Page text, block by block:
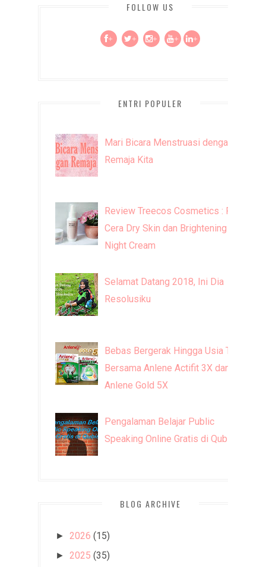
FOLLOW US
+ + + + +
ENTRI POPULER
Mari Bicara Menstruasi dengan
Remaja Kita
Review Treecos Cosmetics : FW
Cera Dry Skin dan Brightening
Night Cream
Selamat Datang 2018, Ini Dia
Resolusiku
Bebas Bergerak Hingga Usia Tua
Bersama Anlene Actifit 3X dan
Anlene Gold 5X
Pengalaman Belajar Public
Speaking Online Gratis di Qubisa
BLOG ARCHIVE
► 2026 (15)
► 2025 (35)